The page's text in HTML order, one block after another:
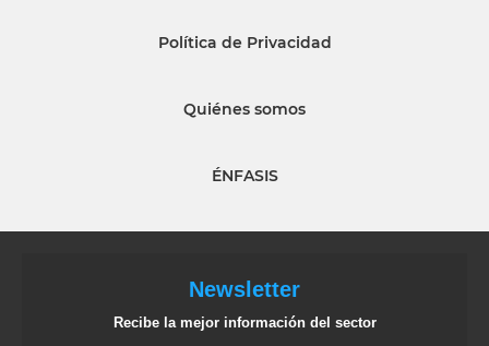
Política de Privacidad
Quiénes somos
ÉNFASIS
Newsletter
Recibe la mejor información del sector